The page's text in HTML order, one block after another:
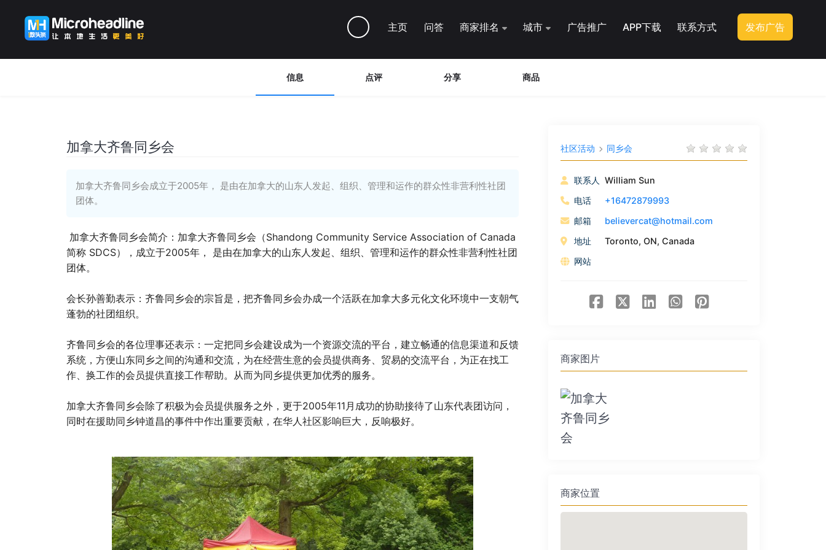
主页 问答 商家排名 城市 广告推广 APP下载 联系方式 发布广告
信息 点评 分享 商品
加拿大齐鲁同乡会
加拿大齐鲁同乡会成立于2005年， 是由在加拿大的山东人发起、组织、管理和运作的群众性非营利性社团
团体。
加拿大齐鲁同乡会简介：加拿大齐鲁同乡会（Shandong Community Service Association of Canada
简称 SDCS），成立于2005年， 是由在加拿大的山东人发起、组织、管理和运作的群众性非营利性社团
团体。
会长孙善勤表示：齐鲁同乡会的宗旨是，把齐鲁同乡会办成一个活跃在加拿大多元化文化环境中一支朝气
蓬勃的社团组织。
齐鲁同乡会的各位理事还表示：一定把同乡会建设成为一个资源交流的平台，建立畅通的信息渠道和反馈
系统，方便山东同乡之间的沟通和交流，为在经营生意的会员提供商务、贸易的交流平台，为正在找工
作、换工作的会员提供直接工作帮助。从而为同乡提供更加优秀的服务。
加拿大齐鲁同乡会除了积极为会员提供服务之外，更于2005年11月成功的协助接待了山东代表团访问，
同时在援助同乡钟道昌的事件中作出重要贡献，在华人社区影响巨大，反响极好。
社区活动 同乡会
联系人
William Sun
电话
+16472879993
邮箱
believercat@hotmail.com
地址
Toronto, ON, Canada
网站
商家图片
商家位置